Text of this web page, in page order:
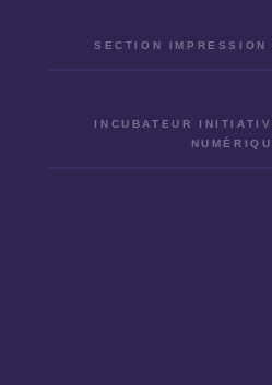
SECTION IMPRESSION
INCUBATEUR